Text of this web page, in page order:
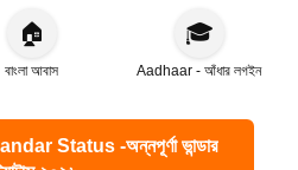
🏠
বাংলা আবাস
🎓
Aadhaar - আঁধার লগইন
Status -অন্নপূর্ণা ভান্ডার